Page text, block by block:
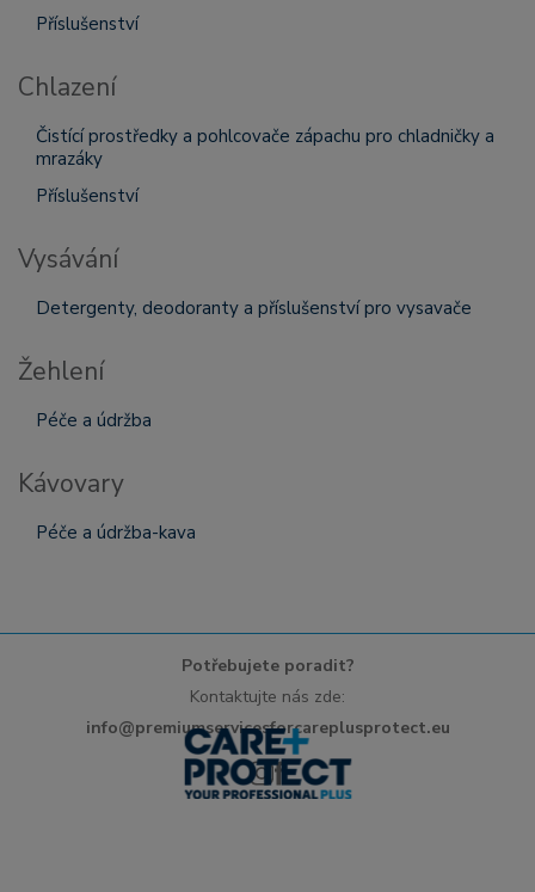
Příslušenství
Chlazení
Čistící prostředky a pohlcovače zápachu pro chladničky a
mrazáky
Příslušenství
Vysávání
Detergenty, deodoranty a příslušenství pro vysavače
Žehlení
Péče a údržba
Kávovary
Péče a údržba-kava
Potřebujete poradit?
Kontaktujte nás zde:
info@premiumservicesforcareplusprotect.eu